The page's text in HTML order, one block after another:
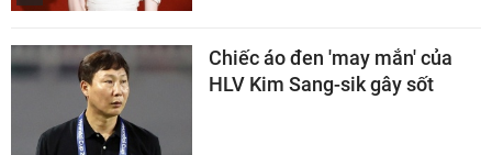
Chiếc áo đen 'may mắn' của
HLV Kim Sang-sik gây sốt